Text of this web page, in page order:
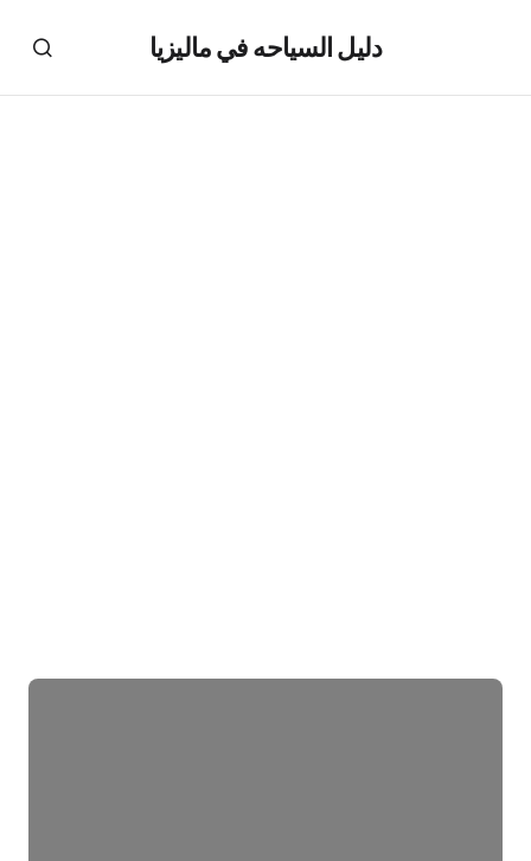
دليل السياحه في ماليزيا